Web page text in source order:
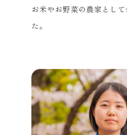
お米やお野菜の農家とし
た。